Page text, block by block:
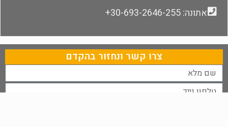
אתונה: 30-693-2646-255+
צרו קשר ונחזור בהקדם